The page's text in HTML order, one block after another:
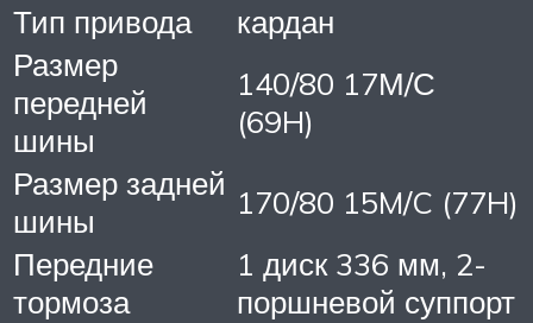
Тип привода
кардан
Размер
передней
шины
140/80 17М/С
(69H)
Размер задней
шины
170/80 15M/C (77H)
Передние
тормоза
1 диск 336 мм, 2-
поршневой суппорт